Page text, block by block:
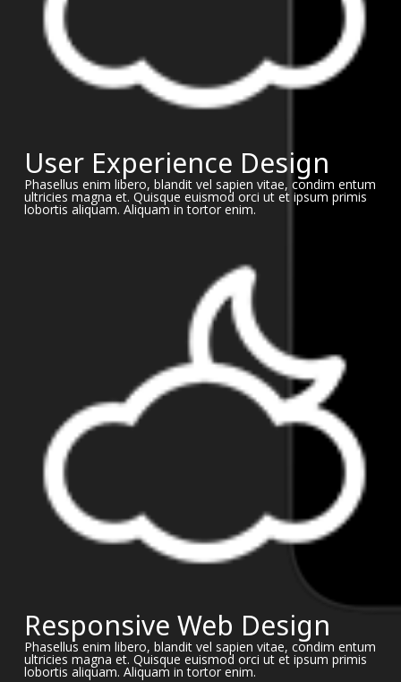
User Experience Design
Phasellus enim libero, blandit vel sapien vitae, condim entum
ultricies magna et. Quisque euismod orci ut et ipsum primis
lobortis aliquam. Aliquam in tortor enim.
Responsive Web Design
Phasellus enim libero, blandit vel sapien vitae, condim entum
ultricies magna et. Quisque euismod orci ut et ipsum primis
lobortis aliquam. Aliquam in tortor enim.